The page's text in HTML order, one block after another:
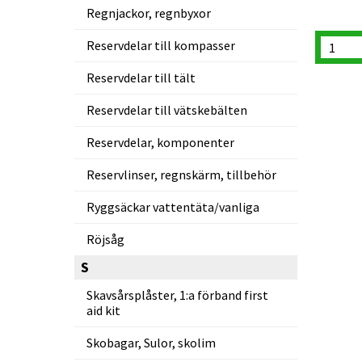
Regnjackor, regnbyxor
Reservdelar till kompasser
Reservdelar till tält
Reservdelar till vätskebälten
Reservdelar, komponenter
Reservlinser, regnskärm, tillbehör
Ryggsäckar vattentäta/vanliga
Röjsåg
S
Skavsårsplåster, 1:a förband first
aid kit
Skobagar, Sulor, skolim